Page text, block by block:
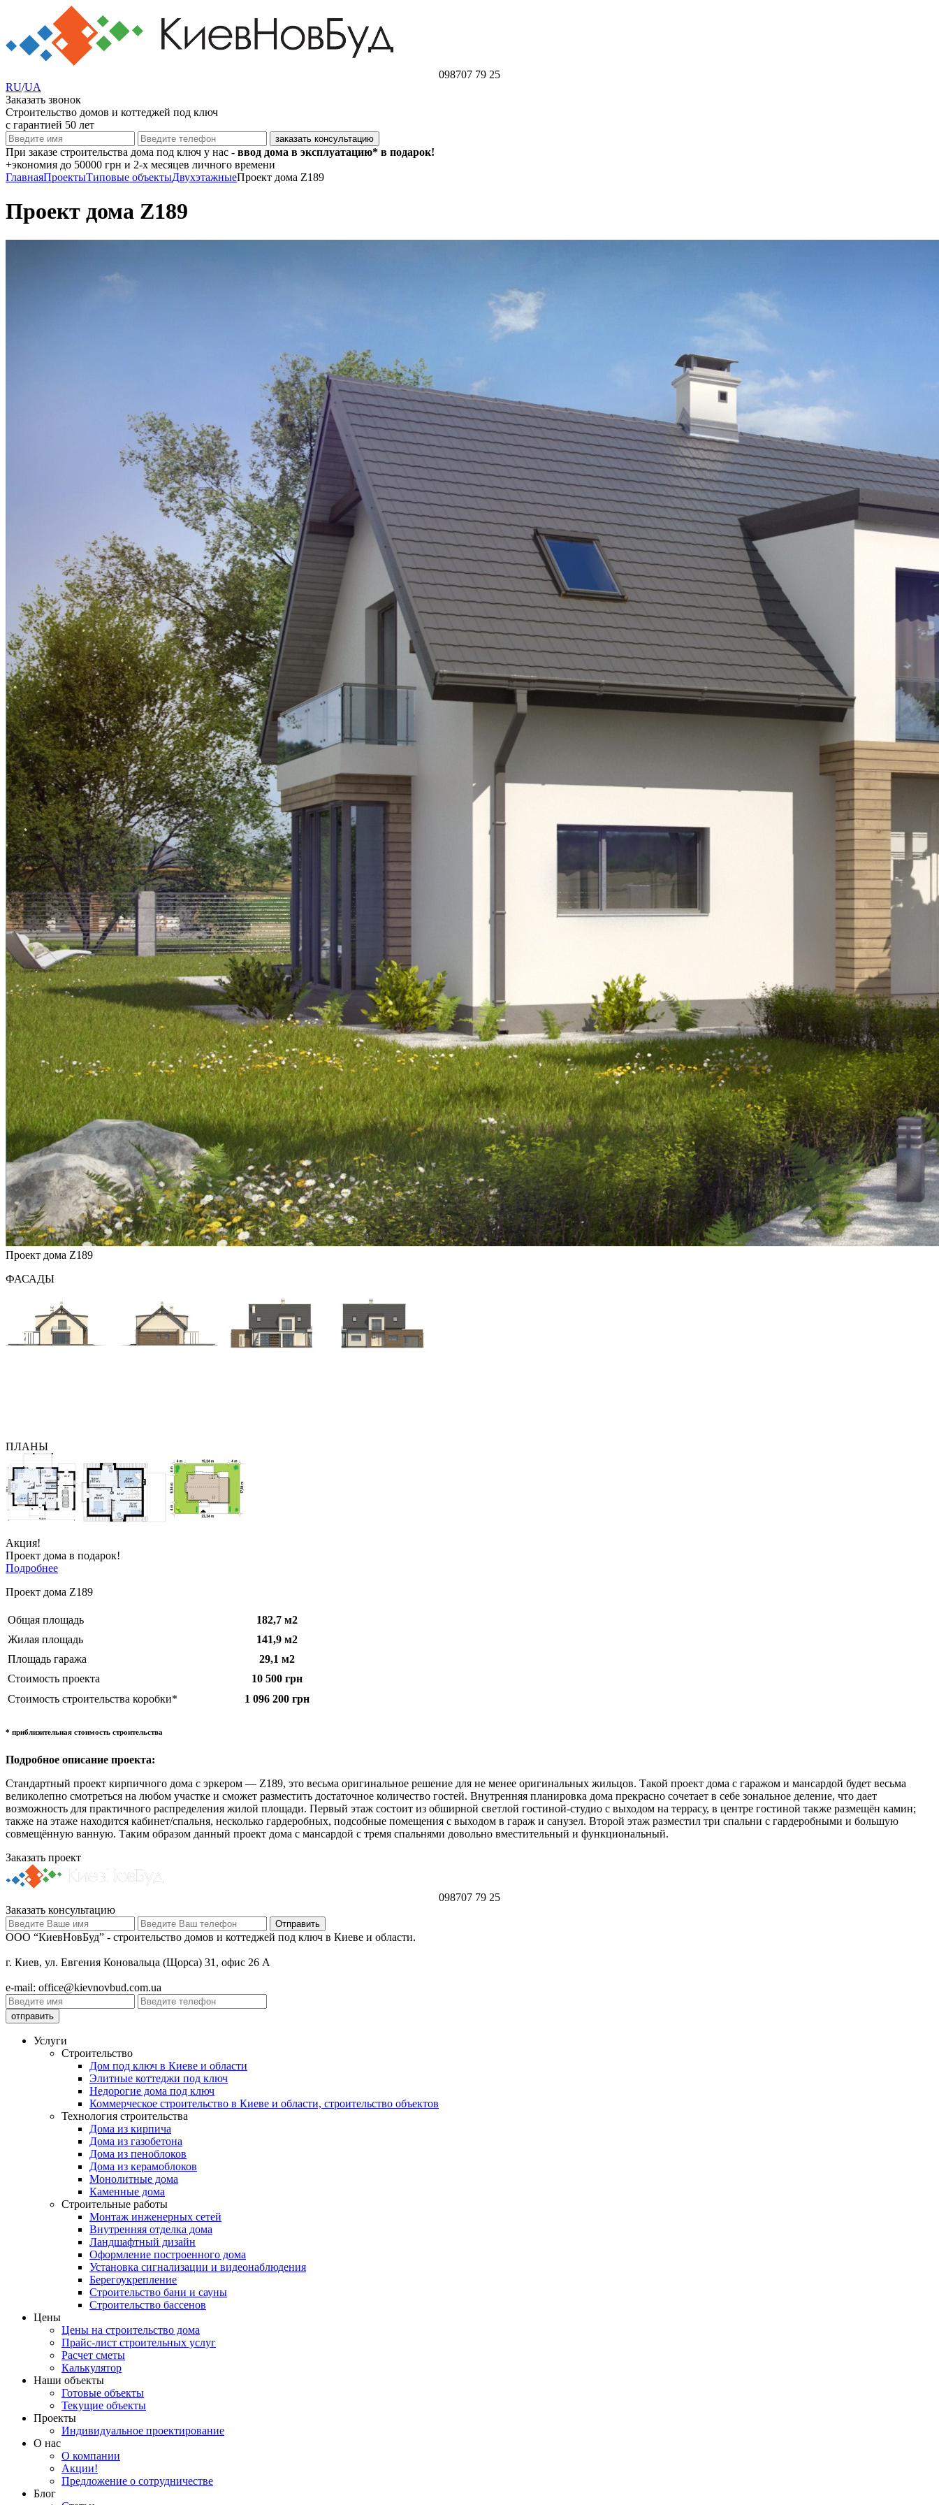
098707 79 25
RU/UA
Заказать звонок
Строительство домов и коттеджей под ключ
с гарантией 50 лет
При заказе строительства дома под ключ у нас - ввод дома в эксплуатацию* в подарок!
+экономия до 50000 грн и 2-х месяцев личного времени
ГлавнаяПроектыТиповые объектыДвухэтажныеПроект дома Z189
Проект дома Z189
Проект дома Z189
ФАСАДЫ
ПЛАНЫ
Акция!
Проект дома в подарок!
Подробнее
Проект дома Z189
Общая площадь 182,7 м2
Жилая площадь
141,9 м2
Площадь гаража
29,1 м2
Стоимость проекта
10 500 грн
Стоимость строительства коробки*
1 096 200 грн
* приблизительная стоимость строительства
Подробное описание проекта:
Стандартный проект кирпичного дома с эркером — Z189, это весьма оригинальное решение для не менее оригинальных жильцов. Такой проект дома с гаражом и мансардой будет весьма
великолепно смотреться на любом участке и сможет разместить достаточное количество гостей. Внутренняя планировка дома прекрасно сочетает в себе зональное деление, что дает
возможность для практичного распределения жилой площади. Первый этаж состоит из обширной светлой гостиной-студио с выходом на террасу, в центре гостиной также размещён камин;
также на этаже находится кабинет/спальня, несколько гардеробных, подсобные помещения с выходом в гараж и санузел. Второй этаж разместил три спальни с гардеробными и большую
совмещённую ванную. Таким образом данный проект дома с мансардой с тремя спальнями довольно вместительный и функциональный.
Заказать проект
098707 79 25
Заказать консультацию
ООО “КиевНовБуд” - строительство домов и коттеджей под ключ в Киеве и области.
г. Киев, ул. Евгения Коновальца (Щорса) 31, офис 26 А
e-mail: office@kievnovbud.com.ua
Услуги
Строительство
Дом под ключ в Киеве и области
Элитные коттеджи под ключ
Недорогие дома под ключ
Коммерческое строительство в Киеве и области, строительство объектов
Технология строительства
Дома из кирпича
Дома из газобетона
Дома из пеноблоков
Дома из керамоблоков
Монолитные дома
Каменные дома
Строительные работы
Монтаж инженерных сетей
Внутренняя отделка дома
Ландшафтный дизайн
Оформление построенного дома
Установка сигнализации и видеонаблюдения
Берегоукрепление
Строительство бани и сауны
Строительство бассенов
Цены
Цены на строительство дома
Прайс-лист строительных услуг
Расчет сметы
Калькулятор
Наши объекты
Готовые объекты
Текущие объекты
Проекты
Индивидуальное проектирование
О нас
О компании
Акции!
Предложение о сотрудничестве
Блог